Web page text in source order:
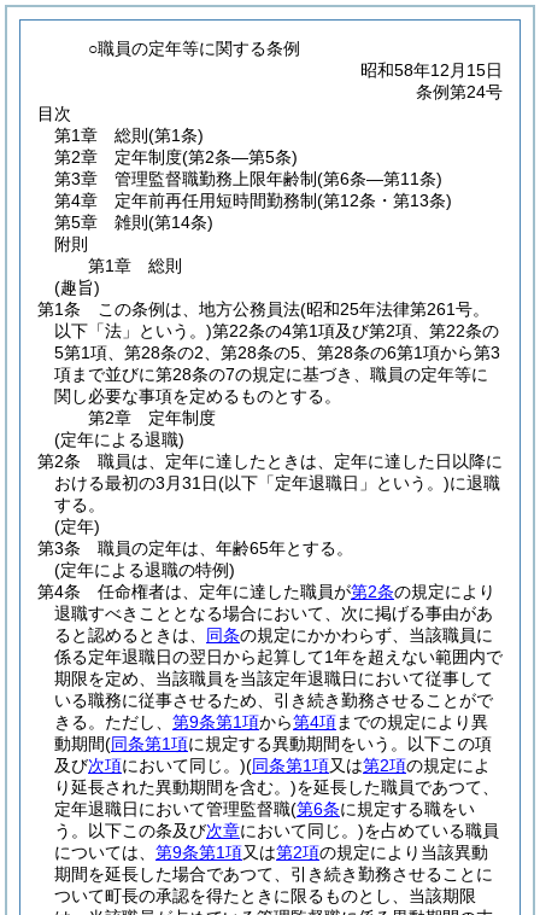
○職員の定年等に関する条例
昭和58年12月15日
条例第24号
目次
第1章
総則 (第1条)
第2章
定年制度(第2条―第5条)
第3章
管理監督職勤務上限年齢制(第6条―第11条)
第4章
定年前再任用短時間勤務制(第12条・第13条)
第5章
雑則 (第14条)
附則
第1章
総則
(趣旨)
第1条
この条例は、地方公務員法(昭和25年法律第261号。
以下「法」という。)第22条の4第1項及び第2項、第22条の
5第1項、第28条の2、第28条の5、第28条の6第1項から第3
項まで並びに第28条の7の規定に基づき、職員の定年等に
関し必要な事項を定めるものとする。
第2章
定年制度
(定年による退職)
第2条
職員は、定年に達したときは、定年に達した日以降に
おける最初の3月31日(以下「定年退職日」という。)に退職
する。
(定年)
第3条
職員の定年は、年齢65年とする。
(定年による退職の特例)
第4条
任命権者は、定年に達した職員が第2条の規定により
退職すべきこととなる場合において、次に掲げる事由があ
ると認めるときは、 同条の規定にかかわらず、当該職員に
係る定年退職日の翌日から起算して1年を超えない範囲内で
期限を定め、当該職員を当該定年退職日において従事して
いる職務に従事させるため、引き続き勤務させることがで
きる。 ただし、 第9条第1項から第4項までの規定により異
動期間(同条第1項に規定する異動期間をいう。以下この項
及び次項において同じ。)(同条第1項又は第2項の規定によ
り延長された異動期間を含む。)を延長した職員であつて、
定年退職日において管理監督職(第6条に規定する職をい
う。以下この条及び次章において同じ。)を占めている職員
については、 第9条第1項又は第2項の規定により当該異動
期間を延長した場合であつて、引き続き勤務させることに
ついて町長の承認を得たときに限るものとし、当該期限